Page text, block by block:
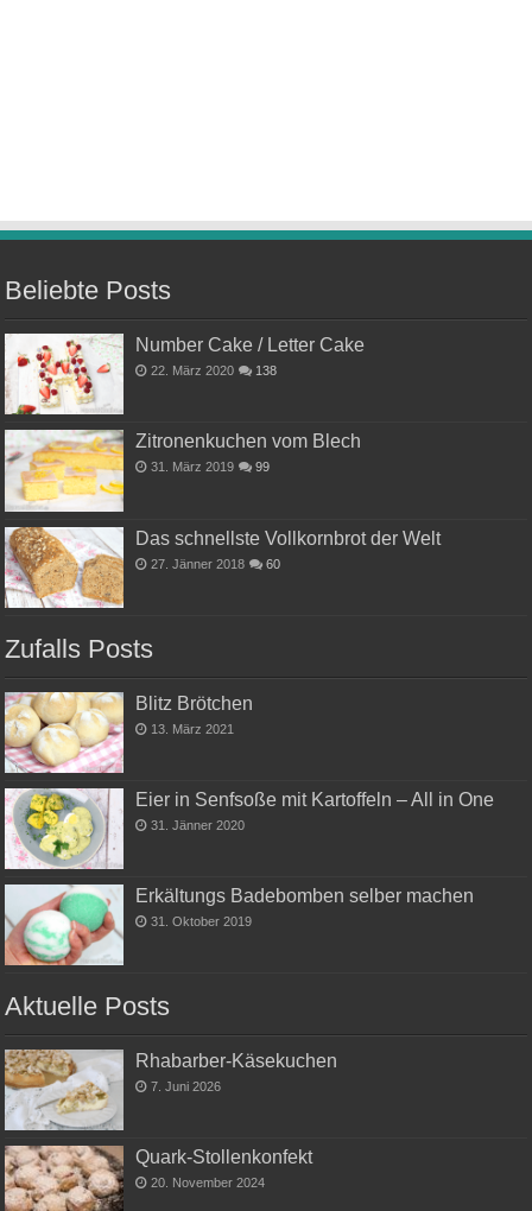
Beliebte Posts
Number Cake / Letter Cake
22. März 2020 138
Zitronenkuchen vom Blech
31. März 2019 99
Das schnellste Vollkornbrot der Welt
27. Jänner 2018 60
Zufalls Posts
Blitz Brötchen
13. März 2021
Eier in Senfsoße mit Kartoffeln – All in One
31. Jänner 2020
Erkältungs Badebomben selber machen
31. Oktober 2019
Aktuelle Posts
Rhabarber-Käsekuchen
7. Juni 2026
Quark-Stollenkonfekt
20. November 2024